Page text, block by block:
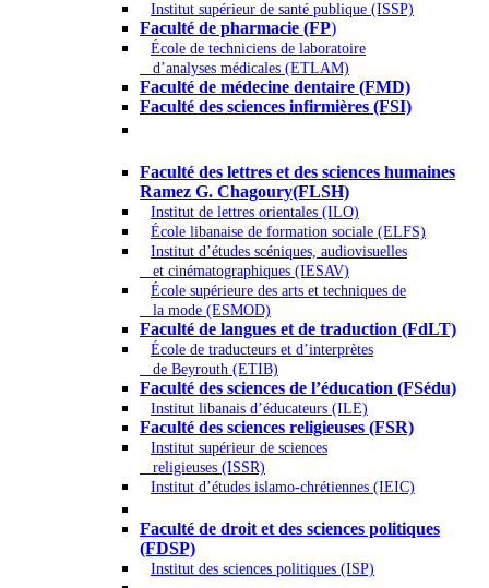
Institut supérieur de santé publique (ISSP)
Faculté de pharmacie (FP)
École de techniciens de laboratoire
d’analyses médicales (ETLAM)
Faculté de médecine dentaire (FMD)
Faculté des sciences infirmières (FSI)
Faculté des lettres et des sciences humaines
Ramez G. Chagoury(FLSH)
Institut de lettres orientales (ILO)
École libanaise de formation sociale (ELFS)
Institut d’études scéniques, audiovisuelles
et cinématographiques (IESAV)
École supérieure des arts et techniques de
la mode (ESMOD)
Faculté de langues et de traduction (FdLT)
École de traducteurs et d’interprètes
de Beyrouth (ETIB)
Faculté des sciences de l’éducation (FSédu)
Institut libanais d’éducateurs (ILE)
Faculté des sciences religieuses (FSR)
Institut supérieur de sciences
religieuses (ISSR)
Institut d’études islamo-chrétiennes (IEIC)
Faculté de droit et des sciences politiques
(FDSP)
Institut des sciences politiques (ISP)